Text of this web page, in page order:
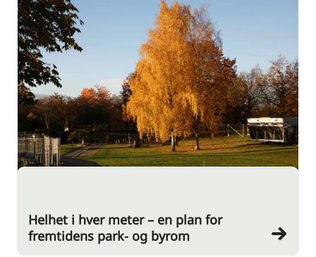
Helhet i hver meter – en plan for
fremtidens park- og byrom